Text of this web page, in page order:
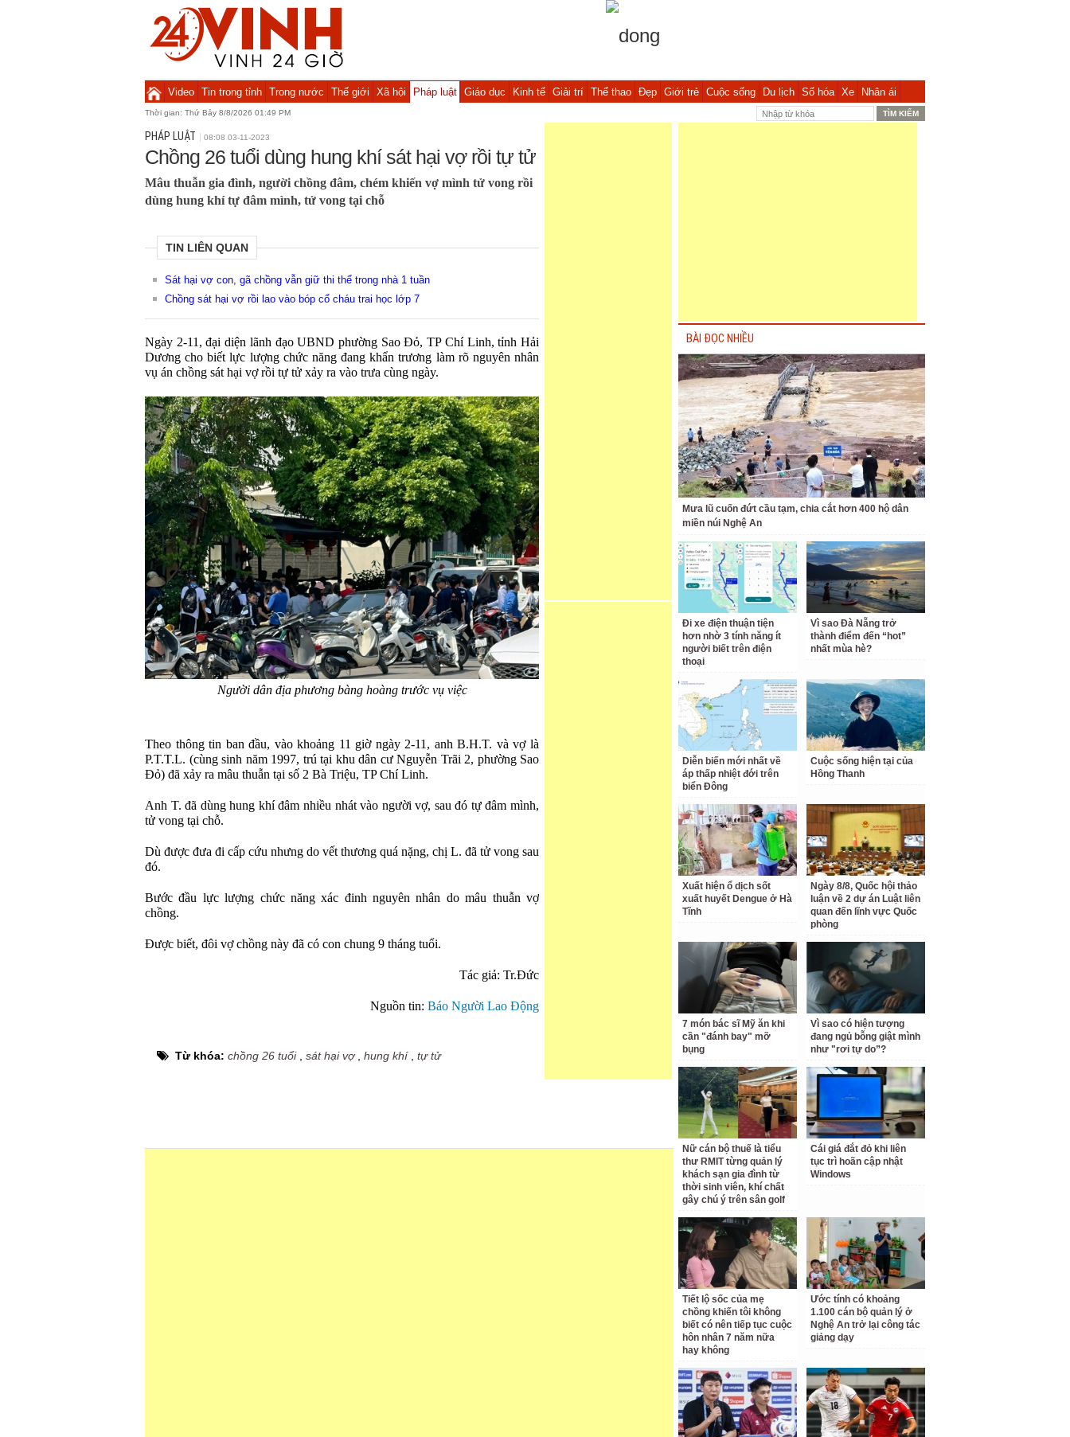
Video Tin trong tỉnh Trong nước Thế giới Xã hội Pháp luật Giáo dục Kinh tế Giải trí Thể thao Đẹp Giới trẻ Cuộc sống Du lịch Số hóa Xe Nhân ái
Thời gian: Thứ Bảy 8/8/2026 01:49 PM
PHÁP LUẬT 08:08 03-11-2023
Chồng 26 tuổi dùng hung khí sát hại vợ rồi tự tử
Mâu thuẫn gia đình, người chồng đâm, chém khiến vợ mình tử vong rồi
dùng hung khí tự đâm mình, tử vong tại chỗ
TIN LIÊN QUAN
Sát hại vợ con, gã chồng vẫn giữ thi thể trong nhà 1 tuần
Chồng sát hại vợ rồi lao vào bóp cổ cháu trai học lớp 7
Ngày 2-11, đại diện lãnh đạo UBND phường Sao Đỏ, TP Chí Linh, tỉnh Hải
Dương cho biết lực lượng chức năng đang khẩn trương làm rõ nguyên nhân
vụ án chồng sát hại vợ rồi tự tử xảy ra vào trưa cùng ngày.
Người dân địa phương bàng hoàng trước vụ việc
Theo thông tin ban đầu, vào khoảng 11 giờ ngày 2-11, anh B.H.T. và vợ là
P.T.T.L. (cùng sinh năm 1997, trú tại khu dân cư Nguyễn Trãi 2, phường Sao
Đỏ) đã xảy ra mâu thuẫn tại số 2 Bà Triệu, TP Chí Linh.
Anh T. đã dùng hung khí đâm nhiều nhát vào người vợ, sau đó tự đâm mình,
tử vong tại chỗ.
Dù được đưa đi cấp cứu nhưng do vết thương quá nặng, chị L. đã tử vong sau
đó.
Bước đầu lực lượng chức năng xác đinh nguyên nhân do mâu thuẫn vợ
chồng.
Được biết, đôi vợ chồng này đã có con chung 9 tháng tuổi.
Tác giả: Tr.Đức
Nguồn tin: Báo Người Lao Động
Từ khóa: chồng 26 tuổi, sát hại vợ, hung khí, tự tử
BÀI ĐỌC NHIỀU
Mưa lũ cuốn đứt cầu tạm, chia cắt hơn 400 hộ dân
miền núi Nghệ An
Đi xe điện thuận tiện
hơn nhờ 3 tính năng ít
người biết trên điện
thoại
Vì sao Đà Nẵng trở
thành điểm đến “hot”
nhất mùa hè?
Diễn biến mới nhất về
áp thấp nhiệt đới trên
biển Đông
Cuộc sống hiện tại của
Hồng Thanh
Xuất hiện ổ dịch sốt
xuất huyết Dengue ở Hà
Tĩnh
Ngày 8/8, Quốc hội thảo
luận về 2 dự án Luật liên
quan đến lĩnh vực Quốc
phòng
7 món bác sĩ Mỹ ăn khi
cần "đánh bay" mỡ
bụng
Vì sao có hiện tượng
đang ngủ bỗng giật mình
như "rơi tự do”?
Nữ cán bộ thuế là tiểu
thư RMIT từng quản lý
khách sạn gia đình từ
thời sinh viên, khí chất
gây chú ý trên sân golf
Cái giá đắt đỏ khi liên
tục trì hoãn cập nhật
Windows
Tiết lộ sốc của mẹ
chồng khiến tôi không
biết có nên tiếp tục cuộc
hôn nhân 7 năm nữa
hay không
Ước tính có khoảng
1.100 cán bộ quản lý ở
Nghệ An trở lại công tác
giảng dạy